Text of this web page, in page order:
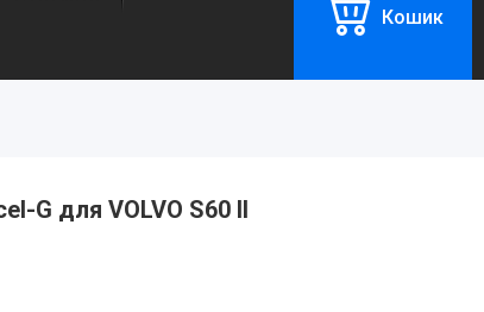
Кошик
G для VOLVO S60 II